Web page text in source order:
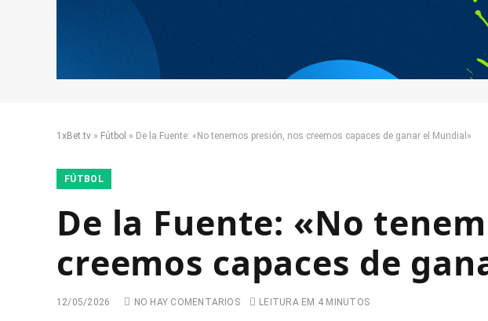
1xBet.tv » Fútbol » De la Fuente: «No tenemos presión, nos creemos capaces de ganar el Mundial»
FÚTBOL
De la Fuente: «No
creemos capaces de
12/05/2026 NO HAY COMENTARIOS LEITURA EM 4 MINUTOS